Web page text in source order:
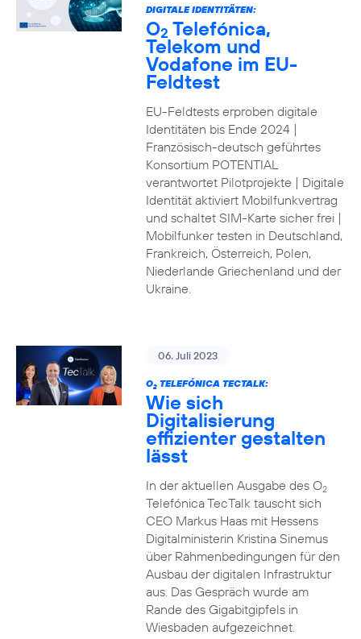
DIGITALE IDENTITÄTEN:
O2 Telefónica,
Telekom und
Vodafone im EU-
Feldtest
EU-Feldtests erproben digitale
Identitäten bis Ende 2024 |
Französisch-deutsch geführtes
Konsortium POTENTIAL
verantwortet Pilotprojekte | Digitale
Identität aktiviert Mobilfunkvertrag
und schaltet SIM-Karte sicher frei |
Mobilfunker testen in Deutschland,
Frankreich, Österreich, Polen,
Niederlande Griechenland und der
Ukraine.
06. Juli 2023
O2TELEFÓNICA TECTALK:
Wie sich
Digitalisierung
effizienter gestalten
lässt
In der aktuellen Ausgabe des O2
Telefónica TecTalk tauscht sich
CEO Markus Haas mit Hessens
Digitalministerin Kristina Sinemus
über Rahmenbedingungen für den
Ausbau der digitalen Infrastruktur
aus. Das Gespräch wurde am
Rande des Gigabitgipfels in
Wiesbaden aufgezeichnet.